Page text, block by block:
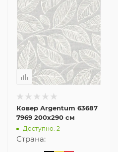
Ковер Argentum 63687
7969 200x290 см
Доступно: 2
Страна: